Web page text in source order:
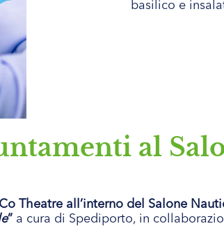
basilico e
al
Theatre all’interno del Salone
” a cura di Spediporto, in